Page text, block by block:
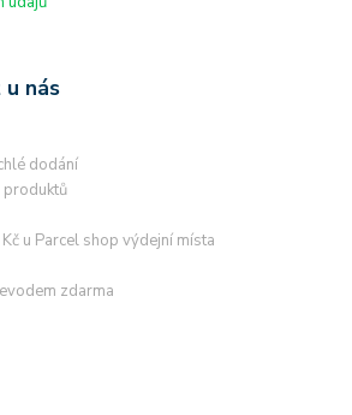
nás
dodání
produktů
u Parcel shop výdejní místa
zdarma